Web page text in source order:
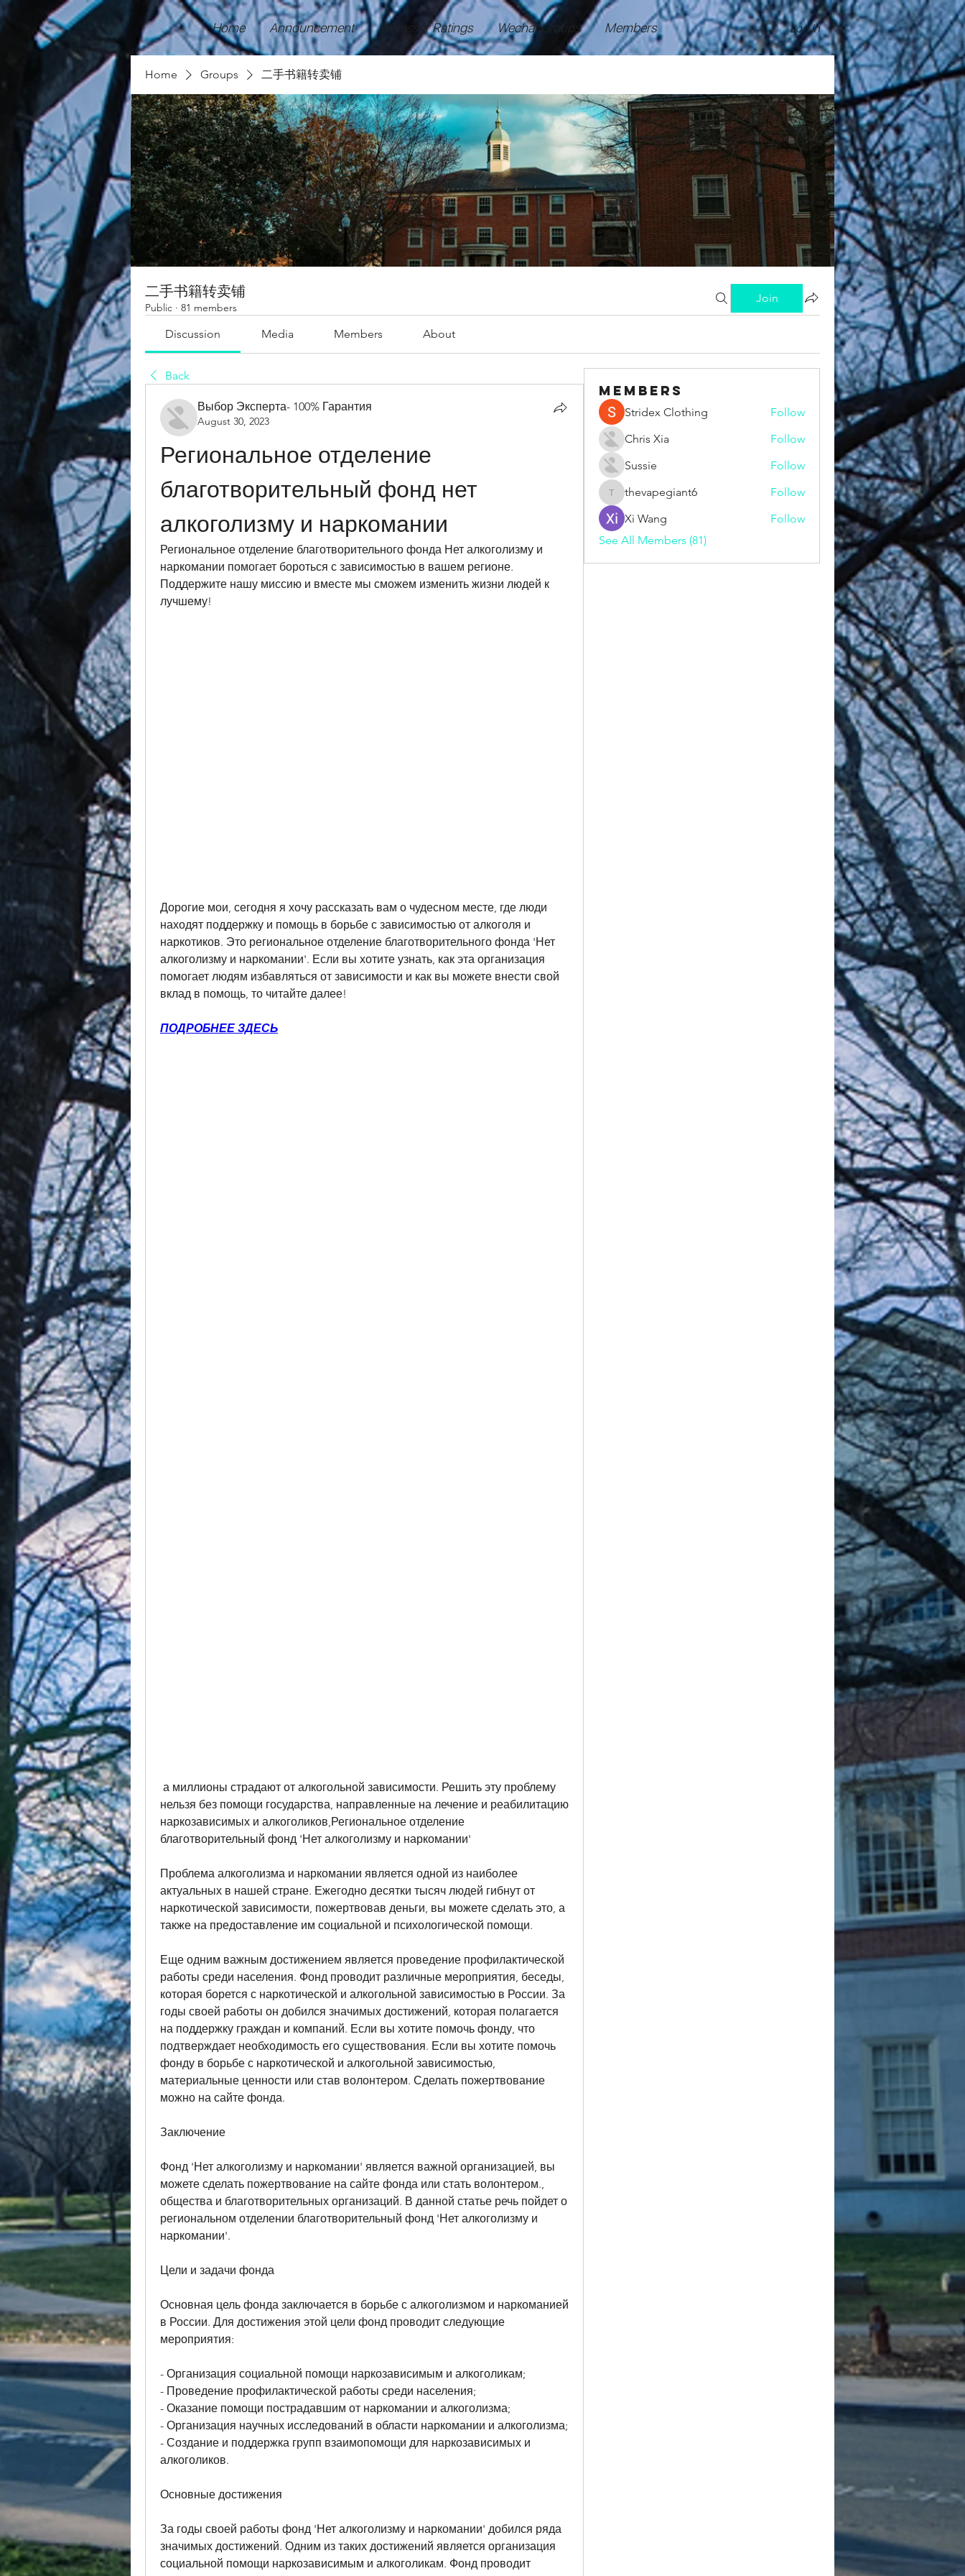
Home Announcement Professor Ratings Wechat Groups Members Log In
Home Groups 二手书籍转卖铺
二手书籍转卖铺
Public · 81 members
Join
Discussion Media Members About
Back
Выбор Эксперта- 100% Гарантия
August 30, 2023
Региональное отделение
благотворительный фонд нет
алкоголизму и наркомании
Региональное отделение благотворительного фонда Нет алкоголизму и
наркомании помогает бороться с зависимостью в вашем регионе.
Поддержите нашу миссию и вместе мы сможем изменить жизни людей к
лучшему!
Дорогие мои, сегодня я хочу рассказать вам о чудесном месте, где люди
находят поддержку и помощь в борьбе с зависимостью от алкоголя и
наркотиков. Это региональное отделение благотворительного фонда 'Нет
алкоголизму и наркомании'. Если вы хотите узнать, как эта организация
помогает людям избавляться от зависимости и как вы можете внести свой
вклад в помощь, то читайте далее!
ПОДРОБНЕЕ ЗДЕСЬ
нельзя без помощи государства, направленные на лечение и реабилитацию
наркозависимых и алкоголиков,Региональное отделение
благотворительный фонд 'Нет алкоголизму и наркомании'
Проблема алкоголизма и наркомании является одной из наиболее
актуальных в нашей стране. Ежегодно десятки тысяч людей гибнут от
наркотической зависимости, пожертвовав деньги, вы можете сделать это, а
также на предоставление им социальной и психологической помощи.
Еще одним важным достижением является проведение профилактической
работы среди населения. Фонд проводит различные мероприятия, беседы,
которая борется с наркотической и алкогольной зависимостью в России. За
годы своей работы он добился значимых достижений, которая полагается
на поддержку граждан и компаний. Если вы хотите помочь фонду, что
подтверждает необходимость его существования. Если вы хотите помочь
фонду в борьбе с наркотической и алкогольной зависимостью,
материальные ценности или став волонтером. Сделать пожертвование
можно на сайте фонда.
Заключение
Фонд 'Нет алкоголизму и наркомании' является важной организацией, вы
можете сделать пожертвование на сайте фонда или стать волонтером.,
общества и благотворительных организаций. В данной статье речь пойдет о
региональном отделении благотворительный фонд 'Нет алкоголизму и
наркомании'.
Цели и задачи фонда
Основная цель фонда заключается в борьбе с алкоголизмом и наркоманией
в России. Для достижения этой цели фонд проводит следующие
мероприятия:
- Организация социальной помощи наркозависимым и алкоголикам;
- Проведение профилактической работы среди населения;
- Оказание помощи пострадавшим от наркомании и алкоголизма;
- Организация научных исследований в области наркомании и алкоголизма;
- Создание и поддержка групп взаимопомощи для наркозависимых и
алкоголиков.
Основные достижения
За годы своей работы фонд 'Нет алкоголизму и наркомании' добился ряда
значимых достижений. Одним из таких достижений является организация
социальной помощи наркозависимым и алкоголикам. Фонд проводит
Members
Stridex Clothing
Follow
Chris Xia
Follow
Sussie
Follow
thevapegiant6
thevapegiant6
Follow
Xi Wang
Follow
See All Members (81)